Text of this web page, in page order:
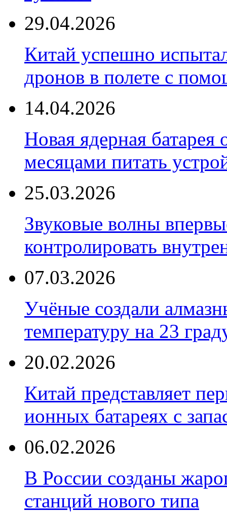
29.04.2026
Китай успешно
дронов в полете с
14.04.2026
Новая ядерная батарея
месяцами питать
25.03.2026
Звуковые волны
контролировать
07.03.2026
Учёные создали
температуру на 23
20.02.2026
Китай представляет
ионных батареях с
06.02.2026
В России созданы
станций нового типа